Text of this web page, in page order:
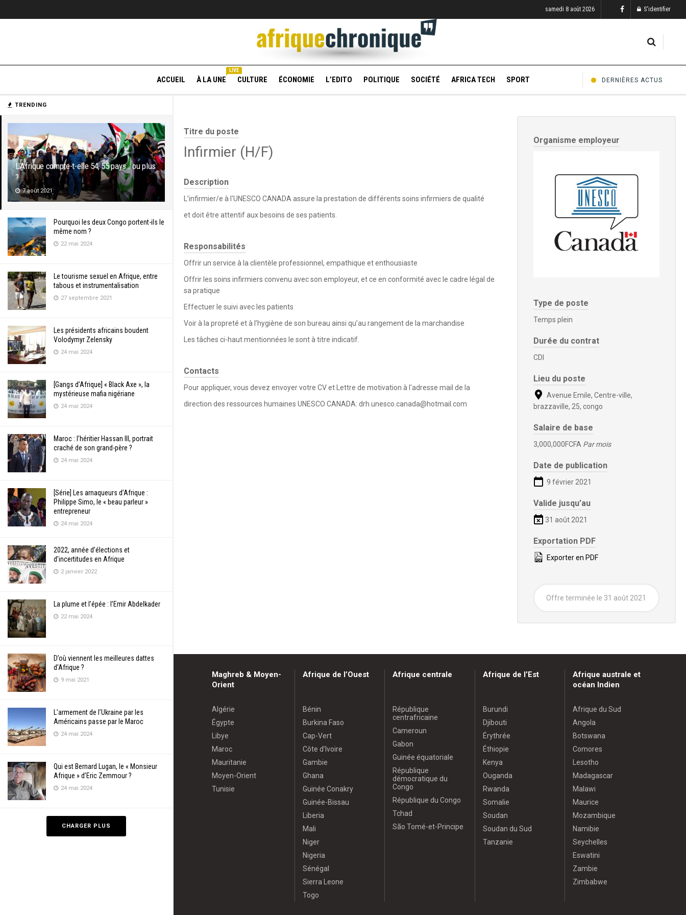
TRENDING
L’Afrique compte-t-elle 54, 55 pays… ou plus
?
7 août 2021
Pourquoi les deux Congo portent-ils le
même nom ?
22 mai 2024
Le tourisme sexuel en Afrique, entre
tabous et instrumentalisation
27 septembre 2021
Les présidents africains boudent
Volodymyr Zelensky
24 mai 2024
[Gangs d’Afrique] « Black Axe », la
mystérieuse mafia nigériane
24 mai 2024
Maroc : l’héritier Hassan III, portrait
craché de son grand-père ?
24 mai 2024
[Série] Les arnaqueurs d’Afrique :
Philippe Simo, le « beau parleur »
entrepreneur
24 mai 2024
2022, année d’élections et
d’incertitudes en Afrique
2 janvier 2022
La plume et l’épée : l’Emir Abdelkader
22 mai 2024
D’où viennent les meilleures dattes
d’Afrique ?
9 mai 2021
L’armement de l’Ukraine par les
Américains passe par le Maroc
24 mai 2024
Qui est Bernard Lugan, le « Monsieur
Afrique » d’Eric Zemmour ?
24 mai 2024
CHARGER PLUS
samedi 8 août 2026 S'identifier
ACCUEIL À LA UNE
LIVE
CULTURE ÉCONOMIE L’EDITO POLITIQUE SOCIÉTÉ AFRICA TECH SPORT DERNIÈRES ACTUS
Titre du poste
Infirmier (H/F)
Description
L’infirmier/e à l'UNESCO CANADA assure la prestation de différents soins infirmiers de qualité
et doit être attentif aux besoins de ses patients.
Responsabilités
Offrir un service à la clientèle professionnel, empathique et enthousiaste
Offrir les soins infirmiers convenu avec son employeur, et ce en conformité avec le cadre légal de
sa pratique
Effectuer le suivi avec les patients
Voir à la propreté et à l’hygiène de son bureau ainsi qu’au rangement de la marchandise
Les tâches ci-haut mentionnées le sont à titre indicatif.
Contacts
Pour appliquer, vous devez envoyer votre CV et Lettre de motivation à l'adresse mail de la
direction des ressources humaines UNESCO CANADA: drh.unesco.canada@hotmail.com
Organisme employeur
Type de poste
Temps plein
Durée du contrat
CDI
Lieu du poste
Avenue Emile, Centre-ville,
brazzaville, 25, congo
Salaire de base
3,000,000FCFAPar mois
Date de publication
9 février 2021
Valide jusqu’au
31 août 2021
Exportation PDF
Exporter en PDF
Offre terminée le 31 août 2021
Maghreb & Moyen-
Orient
Algérie
Égypte
Libye
Maroc
Mauritanie
Moyen-Orient
Tunisie
Afrique de l’Ouest
Bénin
Burkina Faso
Cap-Vert
Côte d’Ivoire
Gambie
Ghana
Guinée Conakry
Guinée-Bissau
Liberia
Mali
Niger
Nigeria
Sénégal
Sierra Leone
Togo
Afrique centrale
République
centrafricaine
Cameroun
Gabon
Guinée équatoriale
République
démocratique du
Congo
République du Congo
Tchad
São Tomé-et-Principe
Afrique de l’Est
Burundi
Djibouti
Érythrée
Éthiopie
Kenya
Ouganda
Rwanda
Somalie
Soudan
Soudan du Sud
Tanzanie
Afrique australe et
océan Indien
Afrique du Sud
Angola
Botswana
Comores
Lesotho
Madagascar
Malawi
Maurice
Mozambique
Namibie
Seychelles
Eswatini
Zambie
Zimbabwe